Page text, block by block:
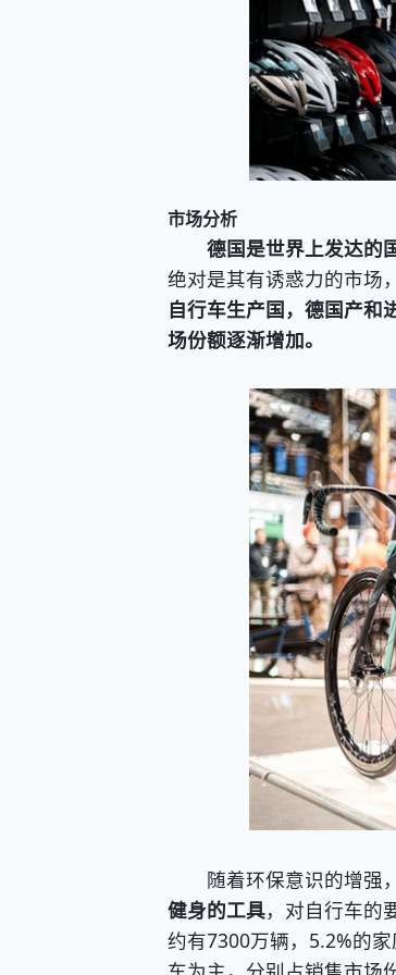
市场分析
德国是世界上发达的
绝对是其有诱惑力的市场
自行车生产国，德国产和
场份额逐渐增加。
随着环保意识的增强，
健身的工具，对自行车的
约有7300万辆，5.2%的